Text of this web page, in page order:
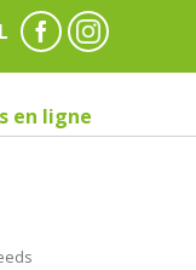
en ligne